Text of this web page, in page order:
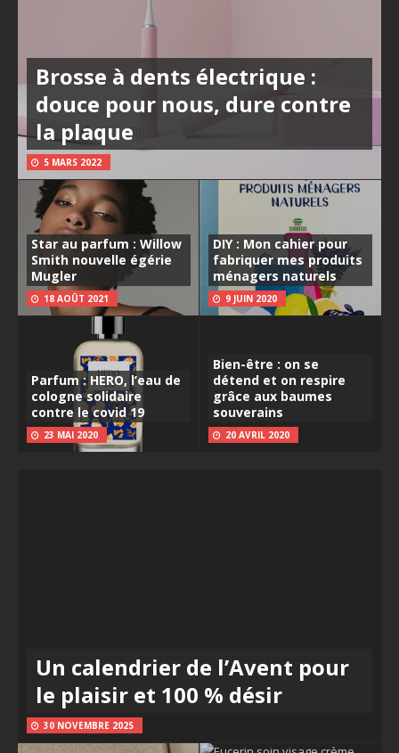
Brosse à dents électrique :
douce pour nous, dure contre
la plaque
5 MARS 2022
Star au parfum : Willow
Smith nouvelle égérie
Mugler
18 AOÛT 2021
DIY : Mon cahier pour
fabriquer mes produits
ménagers naturels
9 JUIN 2020
Parfum : HERO, l’eau de
cologne solidaire
contre le covid 19
23 MAI 2020
Bien-être : on se
détend et on respire
grâce aux baumes
souverains
20 AVRIL 2020
Un calendrier de l’Avent pour
le plaisir et 100 % désir
30 NOVEMBRE 2025